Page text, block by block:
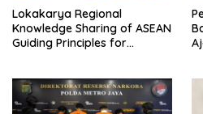
Lokakarya Regional
Knowledge Sharing of ASEAN
Guiding Principles for